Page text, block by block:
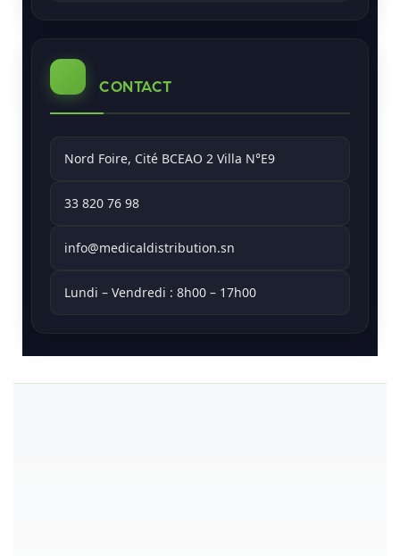
CONTACT
Nord Foire, Cité BCEAO 2 Villa N°E9
33 820 76 98
info@medicaldistribution.sn
Lundi – Vendredi : 8h00 – 17h00